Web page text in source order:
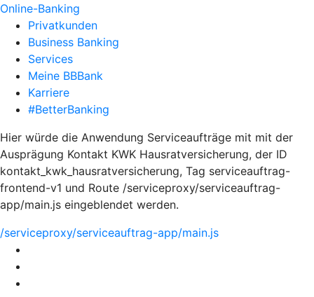
Online-Banking
Privatkunden
Business Banking
Services
Meine BBBank
Karriere
#BetterBanking
Hier würde die Anwendung Serviceaufträge mit mit der
Ausprägung Kontakt KWK Hausratversicherung, der ID
kontakt_kwk_hausratversicherung, Tag serviceauftrag-
frontend-v1 und Route /serviceproxy/serviceauftrag-
app/main.js eingeblendet werden.
/serviceproxy/serviceauftrag-app/main.js